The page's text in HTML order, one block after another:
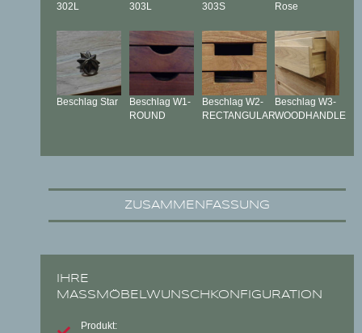
302L
303L
303S
Rose
Beschlag Star Beschlag W1-
ROUND
Beschlag W2-
RECTANGULAR
Beschlag W3-
WOODHANDLE
ZUSAMMENFASSUNG
IHRE
MASSMÖBELWUNSCHKONFIGURATION
Produkt: